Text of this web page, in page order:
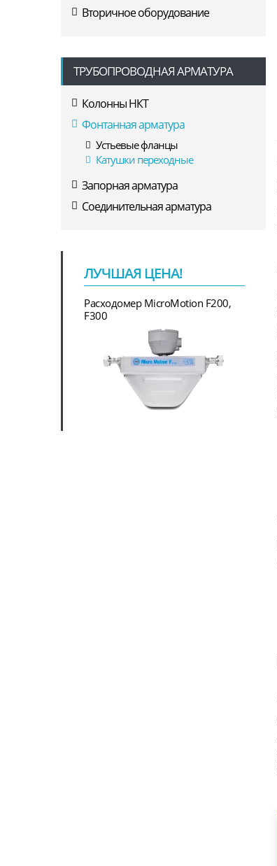
Вторичное оборудование
ТРУБОПРОВОДНАЯ АРМАТУРА
Колонны НКТ
Фонтанная арматура
Устьевые фланцы
Катушки переходные
Запорная арматура
Соединительная арматура
ЛУЧШАЯ ЦЕНА!
Расходомер MicroMotion F200,
F300